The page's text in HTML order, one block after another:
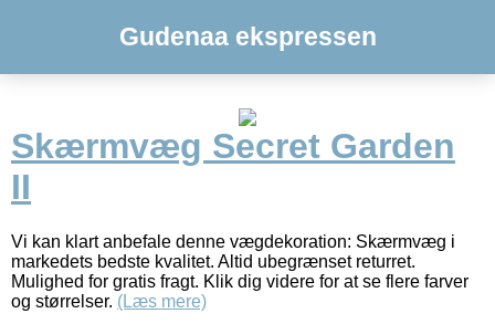
Gudenaa ekspressen
Skærmvæg Secret Garden
II
Vi kan klart anbefale denne vægdekoration: Skærmvæg i
markedets bedste kvalitet. Altid ubegrænset returret.
Mulighed for gratis fragt. Klik dig videre for at se flere farver
og størrelser. (Læs mere)